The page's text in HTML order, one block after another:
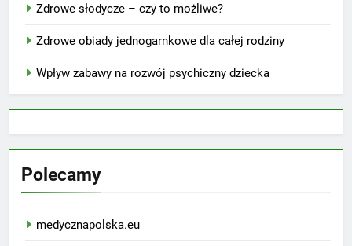
Zdrowe słodycze – czy to możliwe?
Zdrowe obiady jednogarnkowe dla całej rodziny
Wpływ zabawy na rozwój psychiczny dziecka
Polecamy
medycznapolska.eu